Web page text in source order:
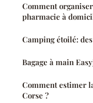
Comment
pharmacie à
Camping étoilé:
Bagage à main
Comment estimer
Corse ?